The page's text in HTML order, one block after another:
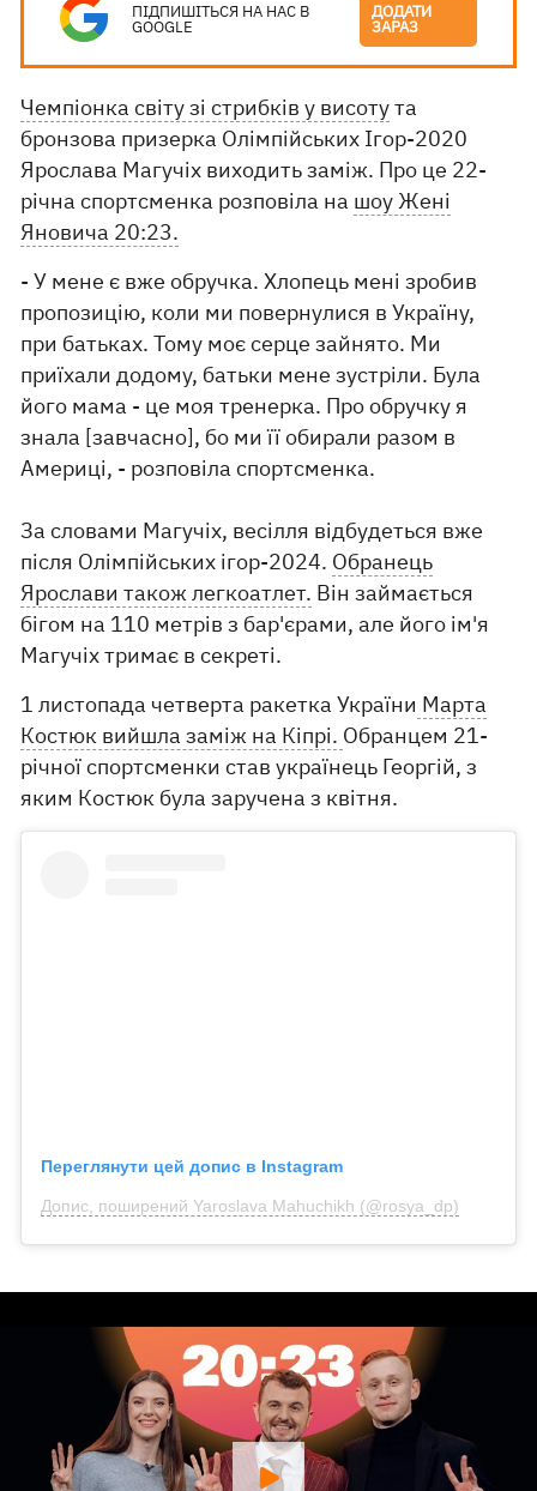
ПІДПИШІТЬСЯ НА НАС В
GOOGLE
ДОДАТИ
ЗАРАЗ
Чемпіонка світу зі стрибків у висотута
бронзова призерка Олімпійських Ігор-2020
Ярослава Магучіх виходить заміж. Про це 22-
річна спортсменка розповіла на шоу Жені
Яновича 20:23.
- У мене є вже обручка. Хлопець мені зробив
пропозицію, коли ми повернулися в Україну,
при батьках. Тому моє серце зайнято. Ми
приїхали додому, батьки мене зустріли. Була
його мама - це моя тренерка. Про обручку я
знала [завчасно], бо ми її обирали разом в
Америці, - розповіла спортсменка.
За словами Магучіх, весілля відбудеться вже
після Олімпійських ігор-2024. Обранець
Ярослави також легкоатлет. Він займається
бігом на 110 метрів з бар'єрами, але його ім'я
Магучіх тримає в секреті.
1 листопада четверта ракетка України Марта
Костюк вийшла заміж на Кіпрі. Обранцем 21-
річної спортсменки став українець Георгій, з
яким Костюк була заручена з квітня.
Переглянути цей допис в Instagram
Допис, поширений Yaroslava Mahuchikh (@rosya_dp)